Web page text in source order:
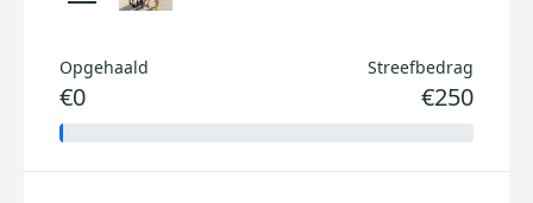
Opgehaald
€0
Streefbedrag
€250